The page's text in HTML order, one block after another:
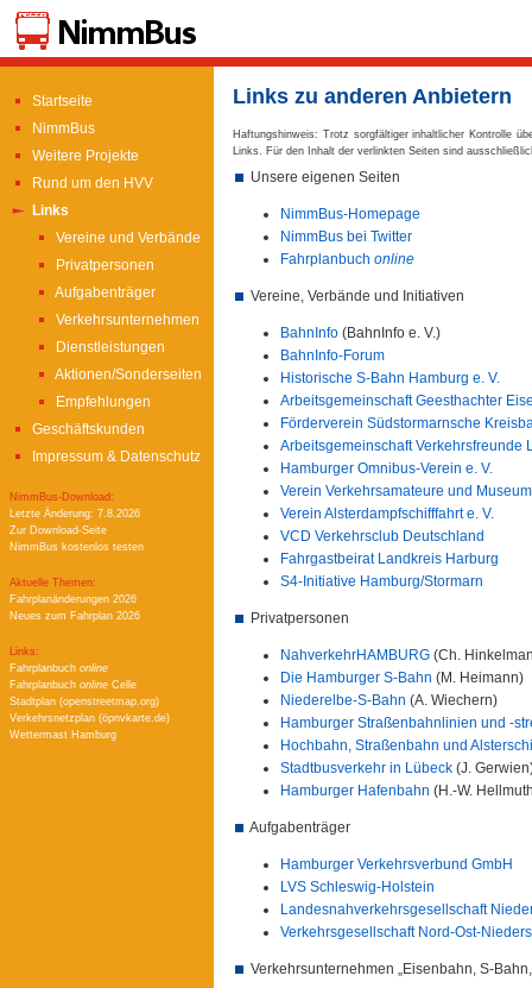
Startseite
NimmBus
Weitere Projekte
Rund um den HVV
Links
Vereine und Verbände
Privatpersonen
Aufgabenträger
Verkehrsunternehmen
Dienstleistungen
Aktionen/Sonderseiten
Empfehlungen
Geschäftskunden
Impressum & Datenschutz
NimmBus-Download:
Letzte Änderung: 7.8.2026
Zur Download-Seite
NimmBus kostenlos testen
Aktuelle Themen:
Fahrplanänderungen 2026
Neues zum Fahrplan 2026
Links:
Fahrplanbuch online
Fahrplanbuch online Celle
Stadtplan (openstreetmap.org)
Verkehrsnetzplan (öpnvkarte.de)
Wettermast Hamburg
Links zu anderen Anbietern
Haftungshinweis: Trotz sorgfältiger inhaltlicher Kontrolle
Links. Für den Inhalt der verlinkten Seiten sind
Unsere eigenen Seiten
NimmBus-Homepage
NimmBus bei Twitter
Fahrplanbuch online
Vereine, Verbände und Initiativen
BahnInfo (BahnInfo e. V.)
BahnInfo-Forum
Historische S-Bahn Hamburg e. V.
Arbeitsgemeinschaft Geesthachter
Förderverein Südstormarnsche
Arbeitsgemeinschaft Verkehrsfreunde
Hamburger Omnibus-Verein e. V.
Verein Verkehrsamateure und
Verein Alsterdampfschifffahrt e. V.
VCD Verkehrsclub Deutschland
Fahrgastbeirat Landkreis Harburg
S4-Initiative Hamburg/Stormarn
Privatpersonen
NahverkehrHAMBURG (Ch.
Die Hamburger S-Bahn (M. Heimann)
Niederelbe-S-Bahn (A. Wiechern)
Hamburger Straßenbahnlinien und -
Hochbahn, Straßenbahn und
Stadtbusverkehr in Lübeck (J.
Hamburger Hafenbahn (H.-W.
Aufgabenträger
Hamburger Verkehrsverbund GmbH
LVS Schleswig-Holstein
Landesnahverkehrsgesellschaft
Verkehrsgesellschaft Nord-Ost-
Verkehrsunternehmen „Eisenbahn, S-